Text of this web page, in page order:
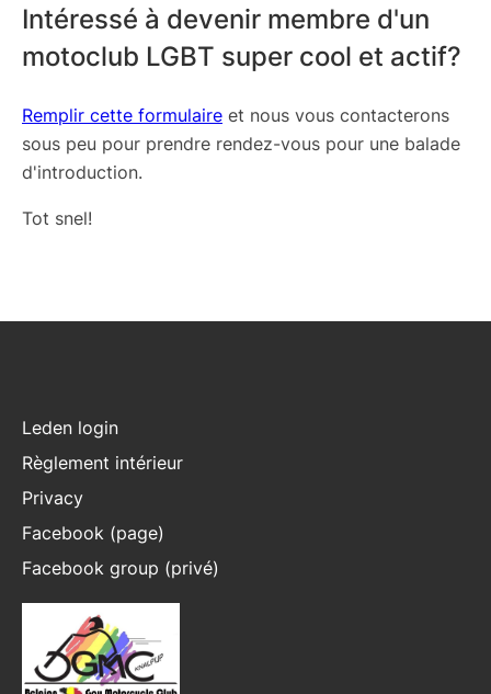
Intéressé à devenir membre d'un
motoclub LGBT super cool et actif?
Remplir cette formulaire et nous vous contacterons
sous peu pour prendre rendez-vous pour une balade
d'introduction.
Tot snel!
Leden login
Règlement intérieur
Privacy
Facebook (page)
Facebook group (privé)